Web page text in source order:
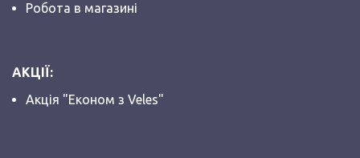
Робота в магазині
АКЦІЇ:
Акція "Економ з Veles"